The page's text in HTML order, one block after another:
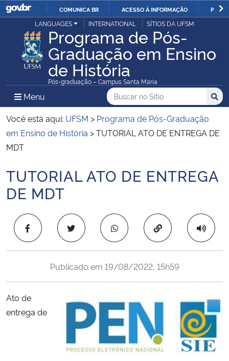
IR
PARA
O
CONTEÚDO
COMUNICA BR ACESSO À INFORMAÇÃO
Ministério da Justiça e Segurança Pública
Ministério da Defesa
Ministério das Relações Exteriores
Ministério da Economia
Ministério da Agricultura, Pecuária e Abastecimento
Ministério da Cidadania
Ministério da Saúde
Ministério da Ciência, Tecnologia, Inovações e Comunicações
Ministério do Meio Ambiente
LANGUAGES INTERNATIONAL SÍTIOS DA UFSM
Programa de Pós-
Graduação em Ensino
de História
Pós-graduação – Campus Santa Maria
Menu Menu Principal do Sítio
Busca
Buscar no no Sítio
Busca:
Você está aqui: UFSM > Programa de Pós-Graduação
em Ensino de História >TUTORIAL ATO DE ENTREGA DE
MDT
Início do conteúdo
TUTORIAL ATO DE ENTREGA
DE MDT
Copiar para área
Publicado em 19/08/2022, 15h59
Ato de
entrega de